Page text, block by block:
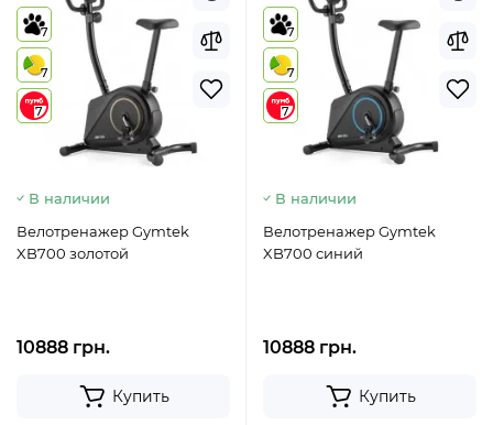
7
7
7
В наличии
Велотренажер Gymtek
XB700 золотой
10888 грн.
Купить
7
7
7
В наличии
Велотренажер Gymtek
XB700 синий
10888 грн.
Купить